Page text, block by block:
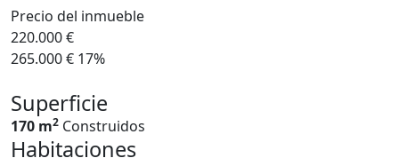
Precio del inmueble
220.000 €
265.000 € 17%
Superficie
170 m2 Construidos
Habitaciones